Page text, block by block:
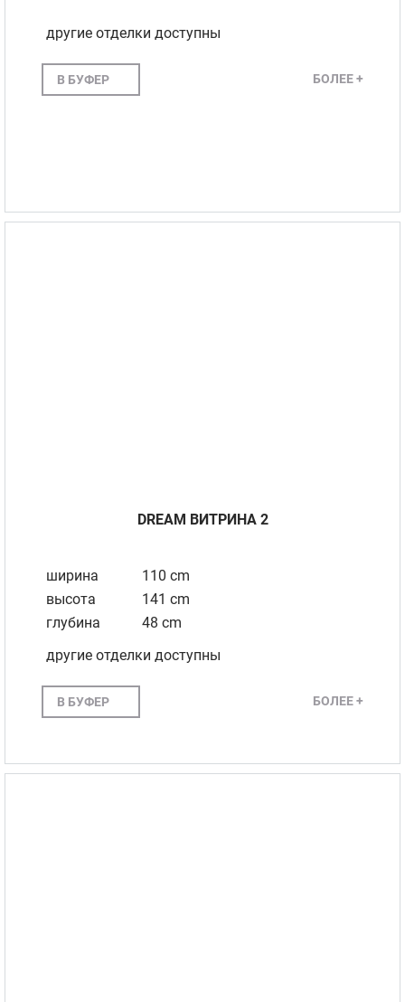
другие отделки доступны
В БУФЕР БОЛЕЕ +
DREAM BИТРИНА 2
ширина
110 cm
высота
141 cm
глубина
48 cm
другие отделки доступны
В БУФЕР БОЛЕЕ +